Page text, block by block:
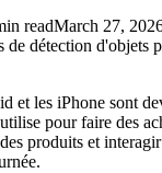
readMarch 27,
et les iPhone sont
pour faire des
produits et